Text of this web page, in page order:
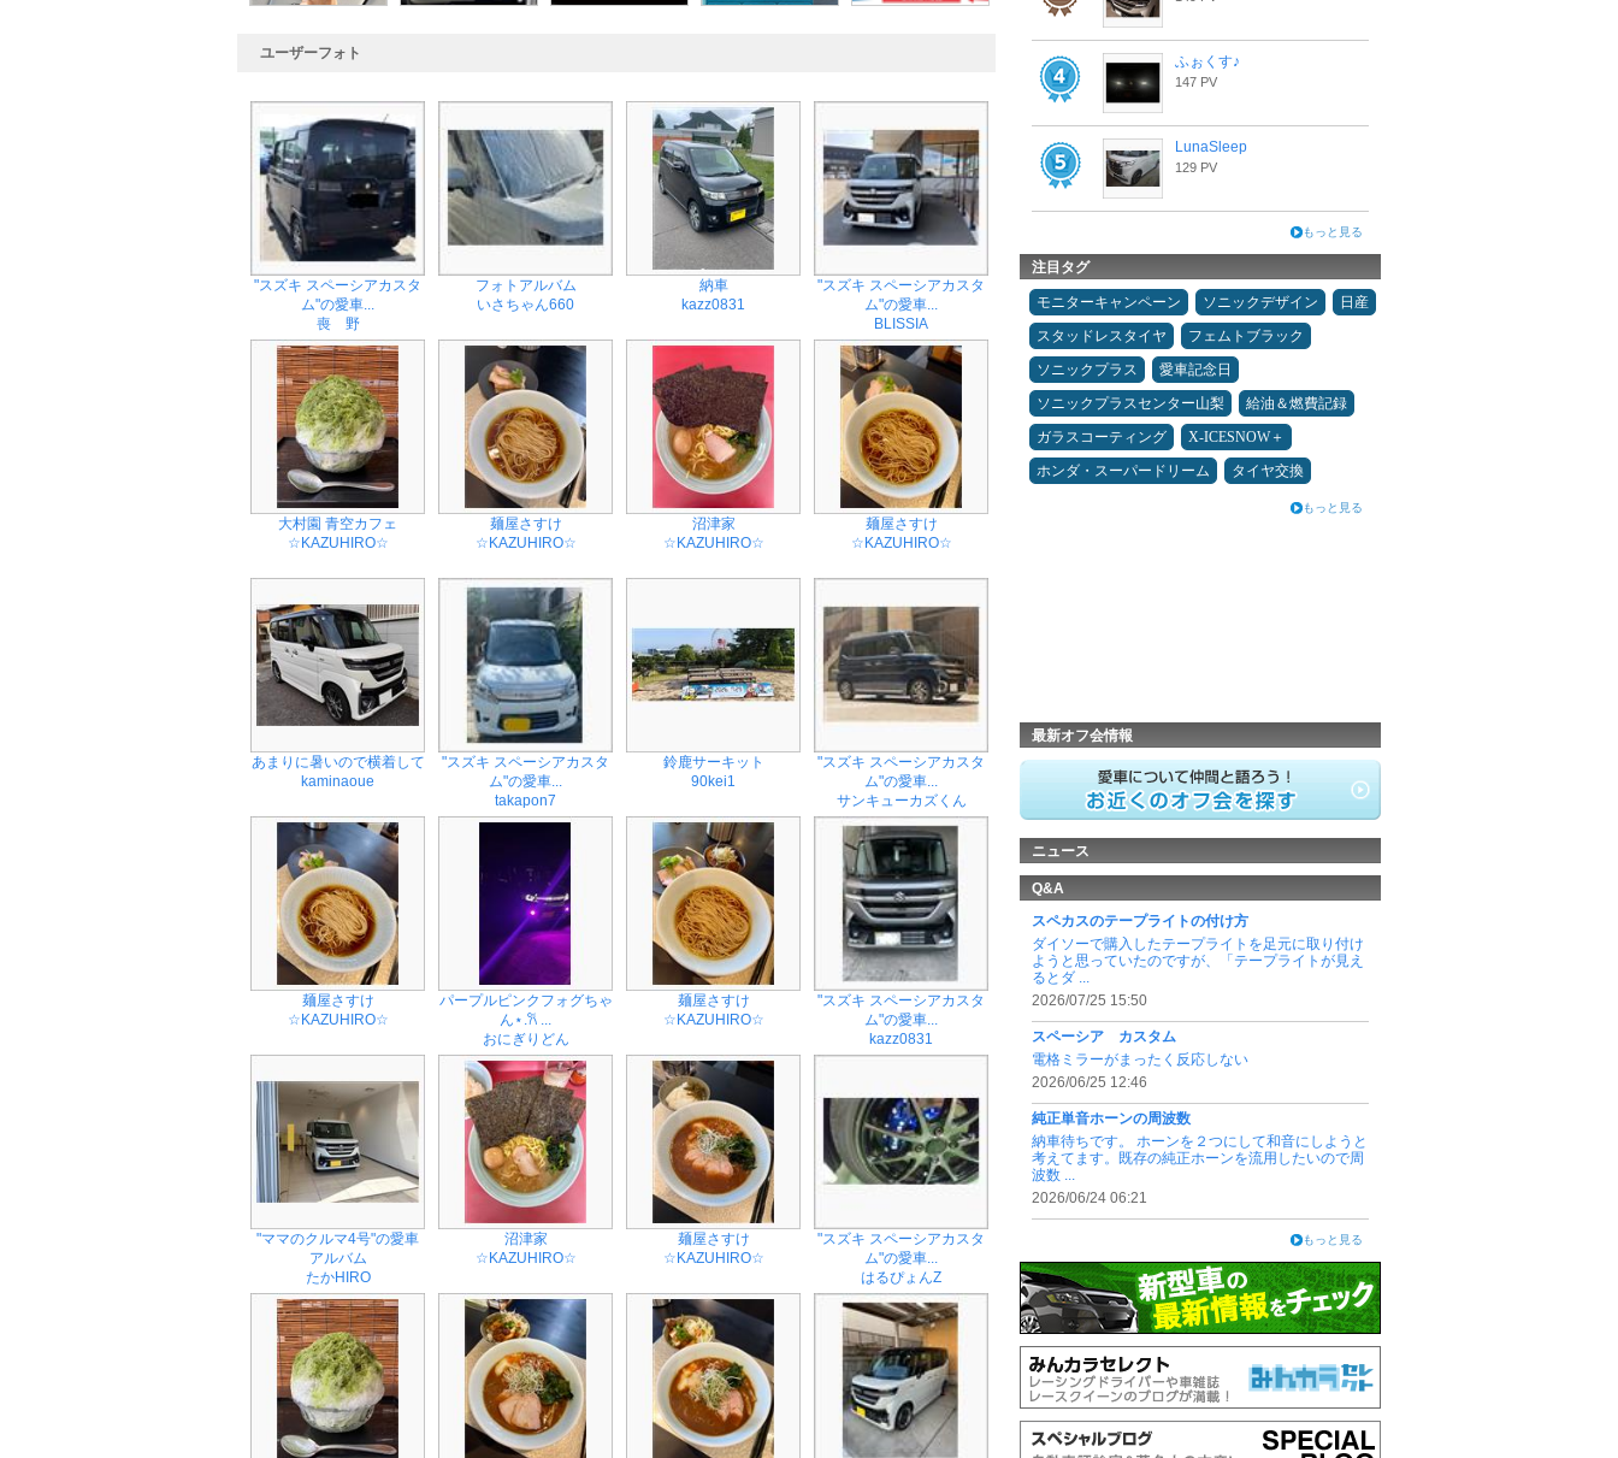
ユーザーフォト
"スズキ スペーシアカスタ
ム"の愛車...
喪 野
フォトアルバム
いさちゃん660
納車
kazz0831
"スズキ スペーシアカスタ
ム"の愛車...
BLISSIA
大村園 青空カフェ
☆KAZUHIRO☆
麺屋さすけ
☆KAZUHIRO☆
沼津家
☆KAZUHIRO☆
麺屋さすけ
☆KAZUHIRO☆
あまりに暑いので横着して
kaminaoue
"スズキ スペーシアカスタ
ム"の愛車...
takapon7
鈴鹿サーキット
90kei1
"スズキ スペーシアカスタ
ム"の愛車...
サンキューカズくん
麺屋さすけ
☆KAZUHIRO☆
パープルピンクフォグちゃ
ん⋆.𐙚 ...
おにぎりどん
麺屋さすけ
☆KAZUHIRO☆
"スズキ スペーシアカスタ
ム"の愛車...
kazz0831
"ママのクルマ4号"の愛車
アルバム
たかHIRO
沼津家
☆KAZUHIRO☆
麺屋さすけ
☆KAZUHIRO☆
"スズキ スペーシアカスタ
ム"の愛車...
はるぴょんZ
ふぉくす♪
147 PV
LunaSleep
129 PV
もっと見る
注目タグ
モニターキャンペーン ソニックデザイン
日産
スタッドレスタイヤ
フェムトブラック
ソニックプラス
愛車記念日
ソニックプラスセンター山梨
給油＆燃費記録
ガラスコーティング
X-ICESNOW＋
ホンダ・スーパードリーム
タイヤ交換
もっと見る
最新オフ会情報
ニュース
Q&A
スペカスのテープライトの付け方
ダイソーで購入したテープライトを足元に取り付け
ようと思っていたのですが、「テープライトが見え
るとダ ...
2026/07/25 15:50
スペーシア カスタム
電格ミラーがまったく反応しない
2026/06/25 12:46
純正単音ホーンの周波数
納車待ちです。 ホーンを２つにして和音にしようと
考えてます。既存の純正ホーンを流用したいので周
波数 ...
2026/06/24 06:21
もっと見る